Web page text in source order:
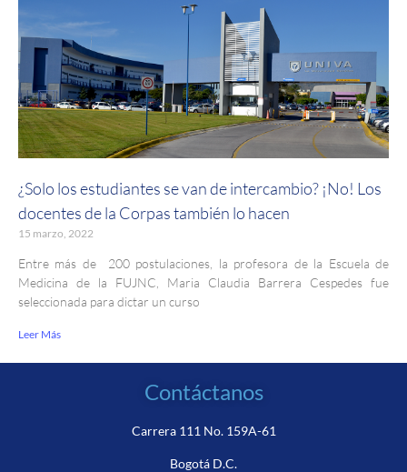
¿Solo los estudiantes se van de intercambio? ¡No! Los
docentes de la Corpas también lo hacen
15 marzo, 2022
Entre más de 200 postulaciones, la profesora de la Escuela de
Medicina de la FUJNC, Maria Claudia Barrera Cespedes fue
seleccionada para dictar un curso
Leer Más
Contáctanos
Carrera 111 No. 159A-61
Bogotá D.C.